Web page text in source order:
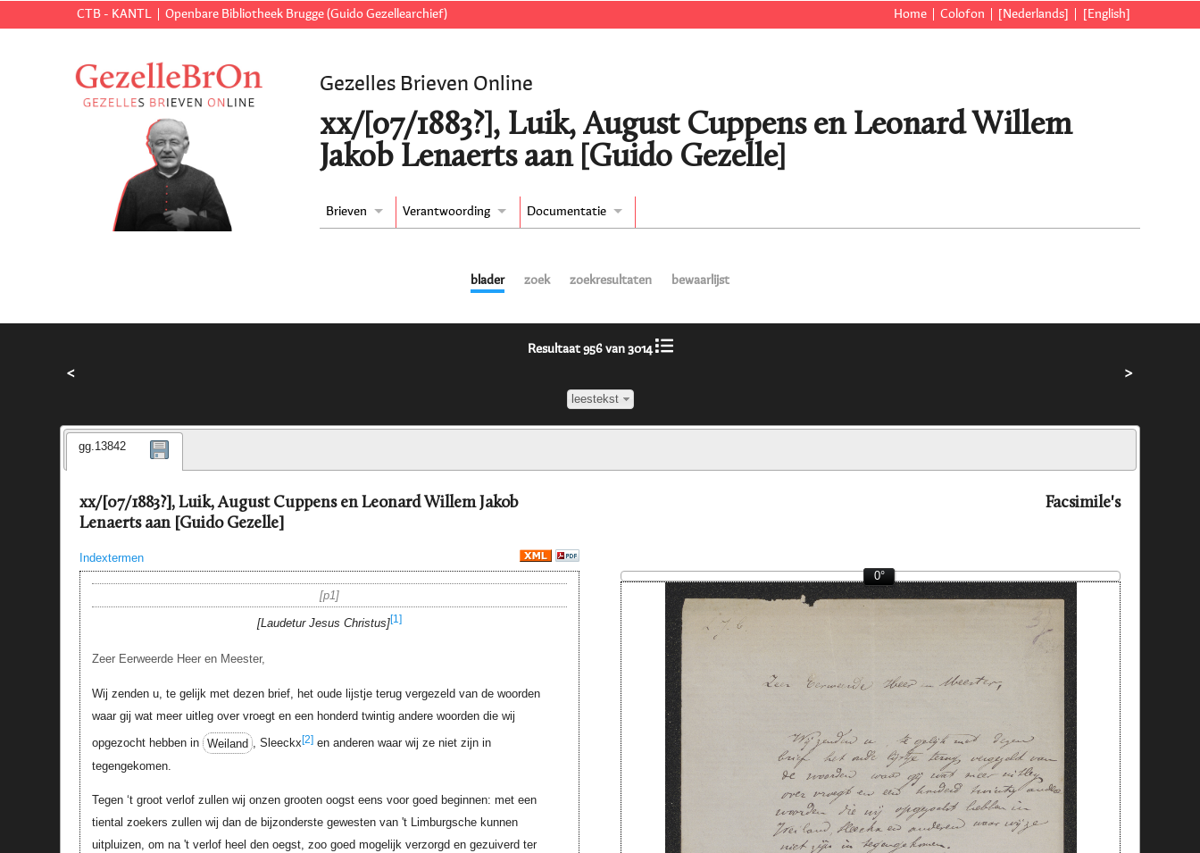
CTB - KANTL Openbare Bibliotheek Brugge (Guido Gezellearchief) Home Colofon [Nederlands] [English]
Gezelles Brieven Online
xx/[07/1883?], Luik, August Cuppens en Leonard Willem
Jakob Lenaerts aan [Guido Gezelle]
Brieven Verantwoording Documentatie
blader zoek zoekresultaten bewaarlijst
<
Resultaat 956 van 3014
leestekst
>
gg.13842
xx/[07/1883?], Luik, August Cuppens en Leonard Willem Jakob
Lenaerts aan [Guido Gezelle]
Indextermen
Facsimile's
p1
Laudetur Jesus Christus [1]
Zeer Eerweerde Heer en Meester,
Wij zenden u, te gelijk met dezen brief, het oude lijstje terug vergezeld van de woorden
waar gij wat meer uitleg over vroegt en een honderd twintig andere woorden die wij
opgezocht hebben in Weiland , Sleeckx[2]en anderen waar wij ze niet zijn in
tegengekomen.
Tegen ‘t groot verlof zullen wij onzen grooten oogst eens voor goed beginnen: met een
tiental zoekers zullen wij dan de bijzonderste gewesten van 't Limburgsche kunnen
uitpluizen, om na 't verlof heel den oegst, zoo goed mogelijk verzorgd en gezuiverd ter
0°